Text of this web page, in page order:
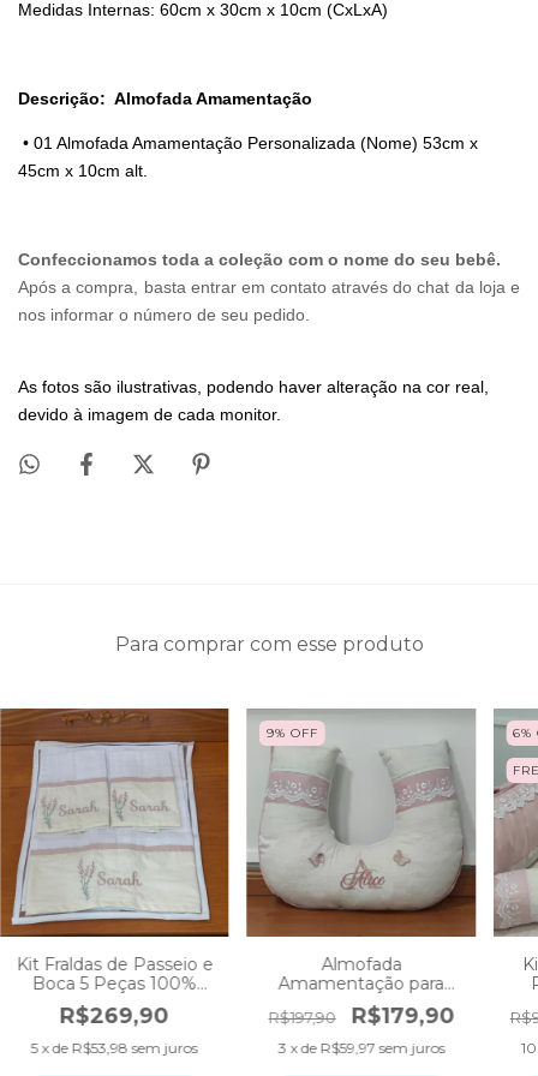
Medidas Internas: 60cm x 30cm x 10cm (CxLxA)
Descrição: Almofada Amamentação
• 01 Almofada Amamentação Personalizada (Nome) 53cm x
45cm x 10cm alt.
Confeccionamos toda a coleção com o nome do seu bebê.
Após a compra, basta entrar em contato através do chat da loja e
nos informar o número de seu pedido.
As fotos são ilustrativas, podendo haver alteração na cor real,
devido à imagem de cada monitor.
Para comprar com esse produto
Kit Fraldas de Passeio e
Boca 5 Peças 100%
Algodao Premium Off
White com Rose Velho
Flores Lavanda
R$269,90
5 x de R$53,98 sem juros
9% OFF
Almofada
Amamentação para
Meninas Personalizada
Linho com Rose Gold
Luxo Exclusive
R$197,90 R$179,90
3 x de R$59,97 sem juros
6%
10